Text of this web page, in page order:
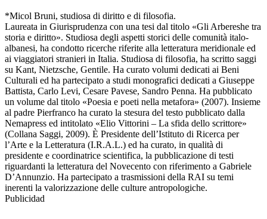
*Micol Bruni, studiosa di diritto e di filosofia.
Laureata in Giurisprudenza con una tesi dal titolo «Gli Arbereshe tra
storia e diritto». Studiosa degli aspetti storici delle comunità italo-
albanesi, ha condotto ricerche riferite alla letteratura meridionale ed
ai viaggiatori stranieri in Italia. Studiosa di filosofia, ha scritto saggi
su Kant, Nietzsche, Gentile. Ha curato volumi dedicati ai Beni
Culturali ed ha partecipato a studi monografici dedicati a Giuseppe
Battista, Carlo Levi, Cesare Pavese, Sandro Penna. Ha pubblicato
un volume dal titolo «Poesia e poeti nella metafora» (2007). Insieme
al padre Pierfranco ha curato la stesura del testo pubblicato dalla
Nemapress ed intitolato «Elio Vittorini – La sfida dello scrittore»
(Collana Saggi, 2009). È Presidente dell’Istituto di Ricerca per
l’Arte e la Letteratura (I.R.A.L.) ed ha curato, in qualità di
presidente e coordinatrice scientifica, la pubblicazione di testi
riguardanti la letteratura del Novecento con riferimento a Gabriele
D’Annunzio. Ha partecipato a trasmissioni della RAI su temi
inerenti la valorizzazione delle culture antropologiche.
Publicidad